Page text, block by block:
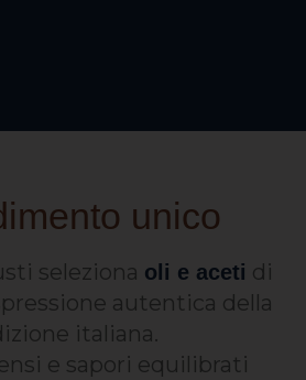
unico
seleziona oli e aceti di
autentica della
italiana.
e sapori equilibrati